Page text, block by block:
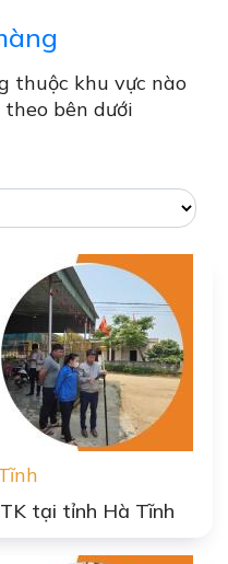
thuộc khu vực nào
bên dưới
tại tỉnh Hà Tĩnh